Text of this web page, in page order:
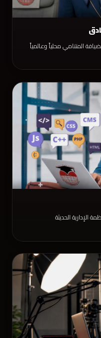
المتنامي محلياً وعالمياً
الإدارية الحديثة